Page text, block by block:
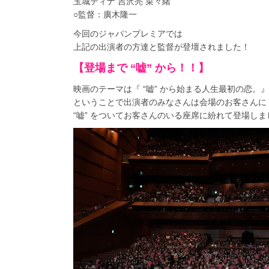
○監督：廣木隆一
今回のジャパンプレミアでは
上記の出演者の方達と監督が登壇されました！
【登場まで “嘘” から！！】
映画のテーマは『 “嘘” から始まる人生最初の恋。』
ということで出演者のみなさんは会場のお客さんに
“嘘” をついてお客さんのいる座席に紛れて登場しま